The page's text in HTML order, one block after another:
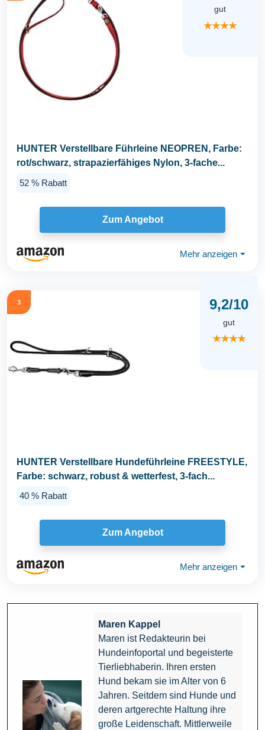
gut
★★★★
HUNTER Verstellbare Führleine NEOPREN, Farbe:
rot/schwarz, strapazierfähiges Nylon, 3-fache...
52 % Rabatt
Zum Angebot
Mehr anzeigen ⏷
3 9,2/10
gut
★★★★
HUNTER Verstellbare Hundeführleine FREESTYLE,
Farbe: schwarz, robust & wetterfest, 3-fach...
40 % Rabatt
Zum Angebot
Mehr anzeigen ⏷
Maren Kappel
Maren ist Redakteurin bei
Hundeinfoportal und begeisterte
Tierliebhaberin. Ihren ersten
Hund bekam sie im Alter von 6
Jahren. Seitdem sind Hunde und
deren artgerechte Haltung ihre
große Leidenschaft. Mittlerweile